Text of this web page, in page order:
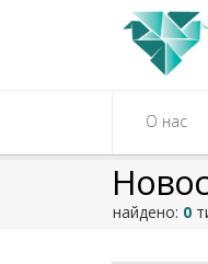
О нас
найдено: 0